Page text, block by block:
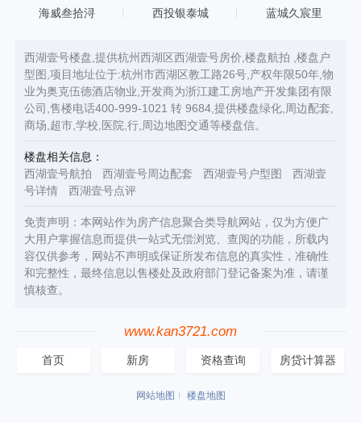
海威叁拾浔 西投银泰城 蓝城久宸里
西湖壹号楼盘,提供杭州西湖区西湖壹号房价,楼盘航拍 ,楼盘户
型图,项目地址位于:杭州市西湖区教工路26号,产权年限50年,物
业为奥克伍德酒店物业,开发商为浙江建工房地产开发集团有限
公司,售楼电话400-999-1021 转 9684,提供楼盘绿化,周边配套,
商场,超市,学校,医院,行,周边地图交通等楼盘信。
楼盘相关信息：
西湖壹号航拍
西湖壹号周边配套 西湖壹号户型图
西湖壹
号详情
西湖壹号点评
免责声明：本网站作为房产信息聚合类导航网站，仅为方便广
大用户掌握信息而提供一站式无偿浏览、查阅的功能，所载内
容仅供参考，网站不声明或保证所发布信息的真实性，准确性
和完整性，最终信息以售楼处及政府部门登记备案为准，请谨
慎核查。
www.kan3721.com
首页 新房 资格查询 房贷计算器
网站地图 楼盘地图